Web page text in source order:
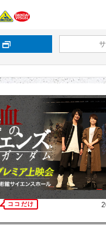
ココだけ